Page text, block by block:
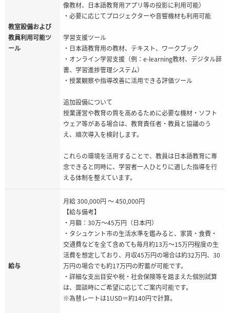
教室設備および
教員利用可能ツ
ール
像教材、日本語教育用アプリ等の投影に利用可能）
・必要に応じてプロジェクターや音響機材も利用可能
学習支援ツール
・日本語教育用の教材、テキスト、ワークブック
・オンライン学習支援（例：e-learning教材、デジタル辞
書、学習進捗管理システム）
・授業観察や指導改善に活用できる評価ツール
追加設備について
授業運営や教育の質を高めるために必要な機材・ソフト
ウェア等がある場合は、教育責任者・教員と協議のう
え、順次導入を検討します。
これらの環境を活用することで、教員は日本語教育に専
念できると同時に、学習者一人ひとりに適した指導を行
える体制を整えています。
給与
月給 300,000円 ～ 450,000円
【給与備考】
・月額：30万〜45万円（日本円）
・タシュケント市の生活水準を鑑みると、家賃・食費・
交通費などを全て含めても毎月約13万～15万円程度の生
活費を想定しており、月収45万円の場合は約32万円、30
万円の場合でも約17万円の貯蓄が可能です。
・詳細な支出目安や税・社会保険等を踏まえた個別試算
は、面談時にご希望に応じてご案内可能です。
※為替レートは1USD＝約140円で計算。